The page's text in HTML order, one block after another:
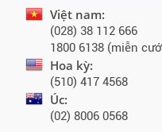
Việt nam:
(028) 38 112 666
1800 6138 (miễn
Hoa kỳ:
(510) 417 4568
Úc:
(02) 8006 0568